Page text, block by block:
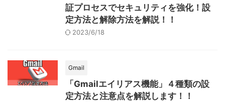
証プロセスでセキュリティを強化！設
定方法と解除方法を解説！！
2023/6/18
Gmail
「Gmailエイリアス機能」４種類の設
定方法と注意点を解説します！！